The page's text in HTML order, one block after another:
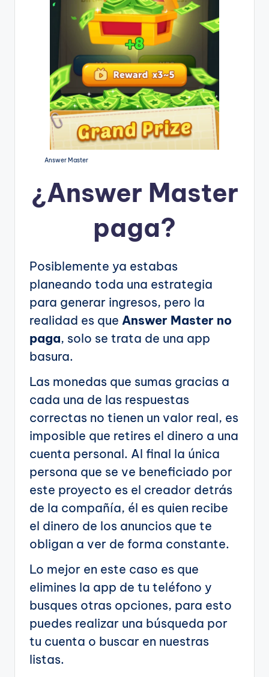
Answer Master
¿Answer Master
paga?
Posiblemente ya estabas
planeando toda una estrategia
para generar ingresos, pero la
realidad es que Answer Master no
paga, solo se trata de una app
basura.
Las monedas que sumas gracias a
cada una de las respuestas
correctas no tienen un valor real, es
imposible que retires el dinero a una
cuenta personal. Al final la única
persona que se ve beneficiado por
este proyecto es el creador detrás
de la compañía, él es quien recibe
el dinero de los anuncios que te
obligan a ver de forma constante.
Lo mejor en este caso es que
elimines la app de tu teléfono y
busques otras opciones, para esto
puedes realizar una búsqueda por
tu cuenta o buscar en nuestras
listas.